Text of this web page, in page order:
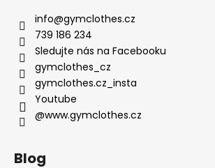
info@gymclothes.cz
739 186 234
Sledujte nás na Facebooku
gymclothes_cz
gymclothes.cz_insta
Youtube
@www.gymclothes.cz
Blog